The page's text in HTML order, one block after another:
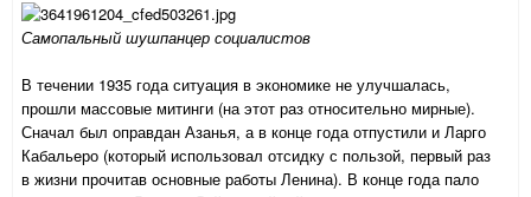
Самопальный шушпанцер социалистов
В течении 1935 года ситуация в экономике не улучшалась,
прошли массовые митинги (на этот раз относительно мирные).
Сначал был оправдан Азанья, а в конце года отпустили и Ларго
Кабальеро (который использовал отсидку с пользой, первый раз
в жизни прочитав основные работы Ленина). В конце года пало